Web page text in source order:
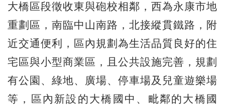
大橋區段徵收東與砲校相鄰，西為永康市地
重劃區，南臨中山南路，北接縱貫鐵路，附
近交通便利，區內規劃為生活品質良好的住
宅區與小型商業區，且公共設施完善，規劃
有公園、綠地、廣場、停車場及兒童遊樂場
等，區內新設的大橋國中、毗鄰的大橋國